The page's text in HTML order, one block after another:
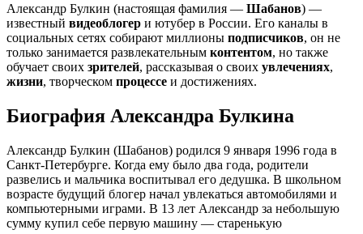
Александр Булкин (настоящая фамилия — Шабанов) —
известный видеоблогер и ютубер в России. Его каналы в
социальных сетях собирают миллионы подписчиков, он не
только занимается развлекательным контентом, но также
обучает своих зрителей, рассказывая о своих увлечениях,
жизни, творческом процессе и достижениях.
Биография Александра Булкина
Александр Булкин (Шабанов) родился 9 января 1996 года в
Санкт-Петербурге. Когда ему было два года, родители
развелись и мальчика воспитывал его дедушка. В школьном
возрасте будущий блогер начал увлекаться автомобилями и
компьютерными играми. В 13 лет Александр за небольшую
сумму купил себе первую машину — старенькую